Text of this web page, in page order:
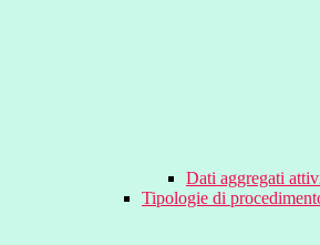
Dati aggregati
Tipologie di